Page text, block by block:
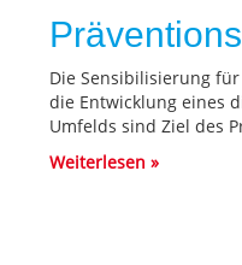
Die Sensibilisierung
die Entwicklung eines
Umfelds sind Ziel des
Weiterlesen